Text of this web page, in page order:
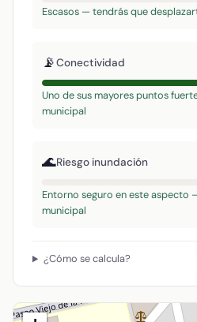
Escasos — tendrás que
📡Conectividad
Uno de sus mayores puntos
municipal
🌊Riesgo inundación
Entorno seguro en este aspecto
municipal
¿Cómo se calcula?